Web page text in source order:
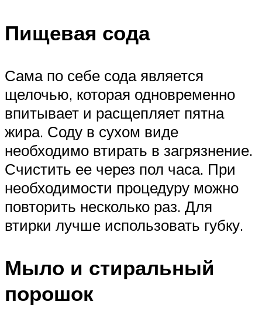
Пищевая сода
Сама по себе сода является
щелочью, которая одновременно
впитывает и расщепляет пятна
жира. Соду в сухом виде
необходимо втирать в загрязнение.
Счистить ее через пол часа. При
необходимости процедуру можно
повторить несколько раз. Для
втирки лучше использовать губку.
Мыло и стиральный
порошок